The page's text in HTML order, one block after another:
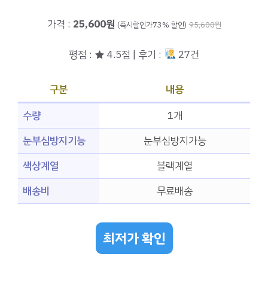
가격 : 25,600원 (즉시할인가73% 할인) 95,600원
평점 : ★ 4.5점 | 후기 : 27건
구분
내용
수량
1개
눈부심방지기능
눈부심방지가능
색상계열
블랙계열
배송비
무료배송
최저가 확인